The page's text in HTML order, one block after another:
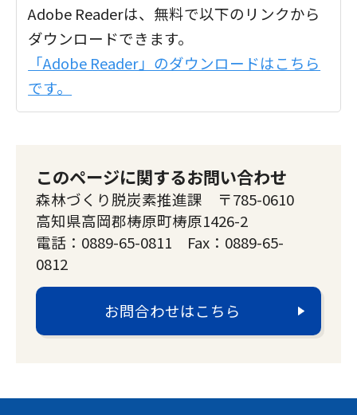
Adobe Readerは、無料で以下のリンクから
ダウンロードできます。
「Adobe Reader」のダウンロードはこちら
です。
このページに関するお問い合わせ
森林づくり脱炭素推進課 〒785-0610
高知県高岡郡梼原町梼原1426-2
電話：0889-65-0811 Fax：0889-65-
0812
お問合わせはこちら